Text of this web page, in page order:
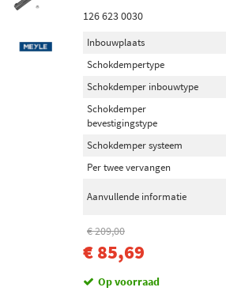
126 623 0030
Inbouwplaats
Schokdempertype
Schokdemper inbouwtype
Schokdemper
bevestigingstype
Schokdemper systeem
Per twee vervangen
Aanvullende informatie
€ 209,00
€ 85,69
Op voorraad